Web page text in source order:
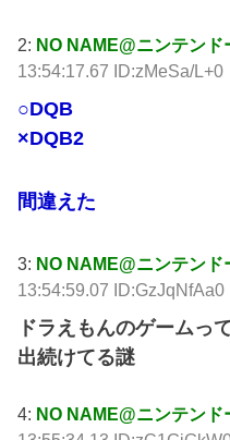
2: NO NAME@ニンテンド
13:54:17.67 ID:zMeSa/L+0
○DQB
×DQB2
間違えた
3: NO NAME@ニンテンド
13:54:59.07 ID:GzJqNfAa0
ドラえもんのゲームっ
出続けてる謎
4: NO NAME@ニンテンド